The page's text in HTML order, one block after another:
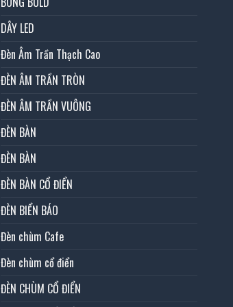
DÂY LED
Đèn Âm Trần Thạch Cao
ĐÈN ÂM TRẦN TRÒN
ĐÈN ÂM TRẦN VUÔNG
ĐÈN BÀN
ĐÈN BÀN
ĐÈN BÀN CỔ ĐIỂN
ĐÈN BIỂN BÁO
Đèn chùm Cafe
Đèn chùm cổ điển
ĐÈN CHÙM CỔ ĐIỂN